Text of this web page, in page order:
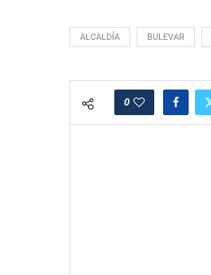
ALCALDÍA BULEVAR
0